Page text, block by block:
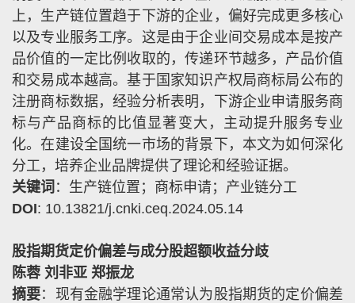
上，生产链位置趋于下游的企业，偏好完成更多核心
以及专业服务工序。这是由于企业间交易成本是按产
品价值的一定比例收取的，传递环节越多，产品价值
和交易成本越高。基于国家知识产权局商标局公布的
注册商标数据，经验分析表明，下游企业申请服务商
标与产品商标的比值显著变大，主动提升服务专业
化。在建设全国统一市场的背景下，本文为如何深化
分工，培养企业品牌提供了理论和经验证据。
关键词 ：生产链位置；商标申请；产业链分工
DOI: 10.13821/j.cnki.ceq.2024.05.14
股指期货定价偏差与成分股超额收益分歧
陈蓉 刘非亚 郑振龙
摘要：现有金融学理论通常认为股指期货的定价偏差